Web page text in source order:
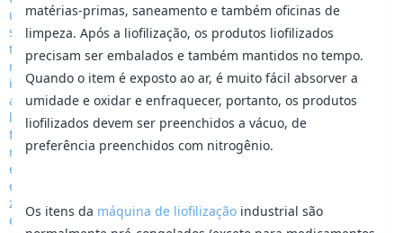
matérias-primas, saneamento e também oficinas de
limpeza. Após a liofilização, os produtos liofilizados
precisam ser embalados e também mantidos no tempo.
Quando o item é exposto ao ar, é muito fácil absorver a
umidade e oxidar e enfraquecer, portanto, os produtos
liofilizados devem ser preenchidos a vácuo, de
preferência preenchidos com nitrogênio.
Os itens da máquina de liofilização industrial são